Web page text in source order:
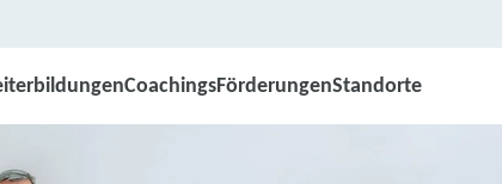
CoachingsFörderungenStandorte